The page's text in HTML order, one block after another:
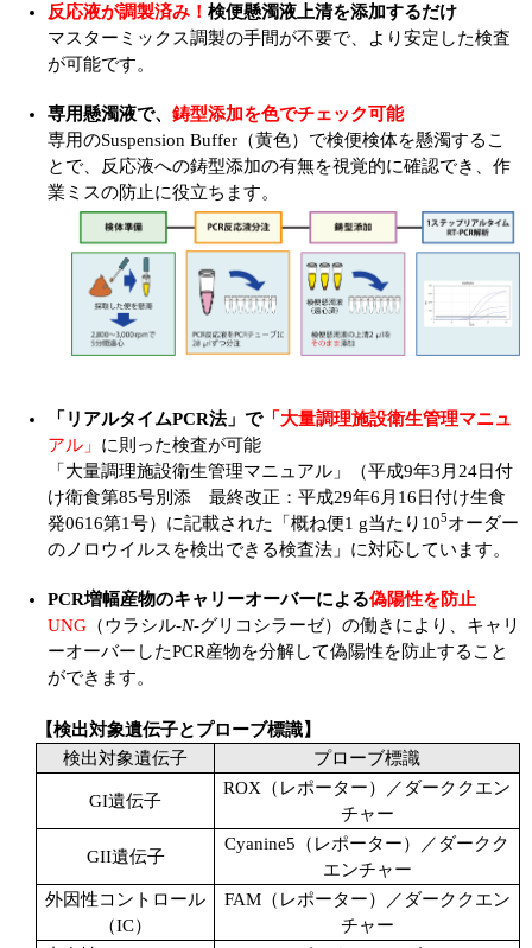
反応液が調製済み！ 検便懸濁液上清を添加するだけ
マスターミックス調製の手間が不要で、より安定した検査
が可能です。
専用懸濁液で、 鋳型添加を色でチェック可能
専用のSuspension Buffer（黄色）で検便検体を懸濁するこ
とで、反応液への鋳型添加の有無を視覚的に確認でき、作
業ミスの防止に役立ちます。
「リアルタイムPCR法」で「大量調理施設衛生管理マニュ
アル」 に則った検査が可能
「大量調理施設衛生管理マニュアル」（平成9年3月24日付
け衛食第85号別添 最終改正：平成29年6月16日付け生食
発0616第1号）に記載された「概ね便1 g当たり105オーダー
のノロウイルスを検出できる検査法」に対応しています。
PCR増幅産物のキャリーオーバーによる偽陽性を防止
UNG （ウラシル-N-グリコシラーゼ）の働きにより、キャリ
ーオーバーしたPCR産物を分解して偽陽性を防止すること
ができます。
【検出対象遺伝子とプローブ標識】
検出対象遺伝子
プローブ標識
GI遺伝子
ROX（レポーター）／ダーククエン
チャー
GII遺伝子
Cyanine5（レポーター）／ダークク
エンチャー
外因性コントロール
（IC）
FAM（レポーター）／ダーククエン
チャー